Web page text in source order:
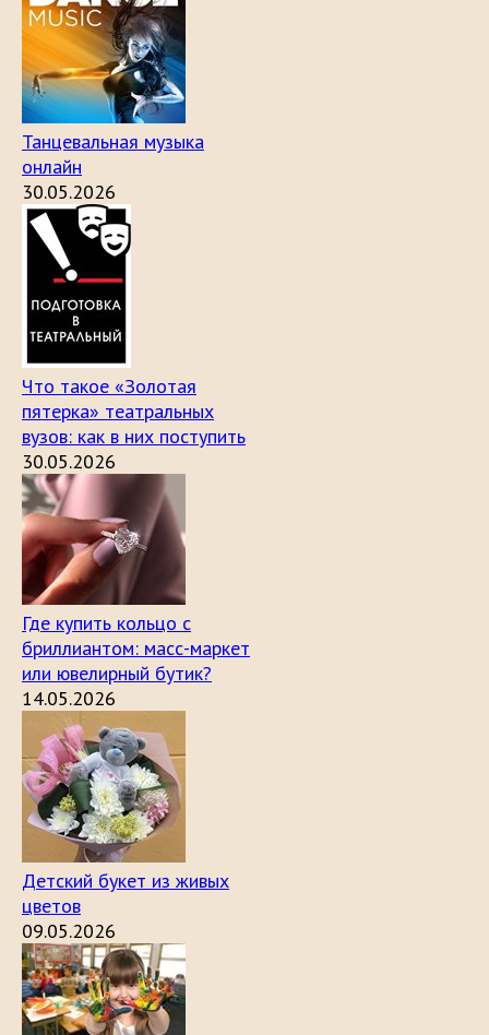
Танцевальная музыка
онлайн
30.05.2026
Что такое «Золотая
пятерка» театральных
вузов: как в них поступить
30.05.2026
Где купить кольцо с
бриллиантом: масс-маркет
или ювелирный бутик?
14.05.2026
Детский букет из живых
цветов
09.05.2026